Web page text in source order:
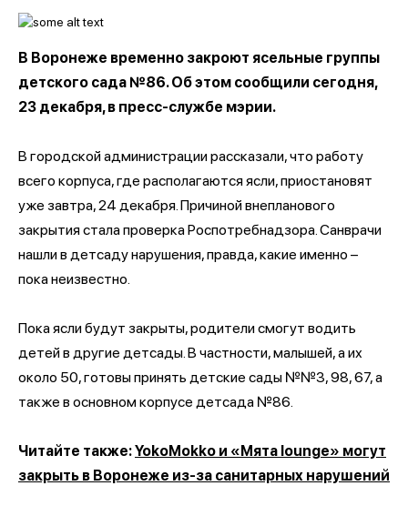
В Воронеже временно закроют ясельные группы
детского сада №86. Об этом сообщили сегодня,
23 декабря, в пресс-службе мэрии.
В городской администрации рассказали, что работу
всего корпуса, где располагаются ясли, приостановят
уже завтра, 24 декабря. Причиной внепланового
закрытия стала проверка Роспотребнадзора. Санврачи
нашли в детсаду нарушения, правда, какие именно –
пока неизвестно.
Пока ясли будут закрыты, родители смогут водить
детей в другие детсады. В частности, малышей, а их
около 50, готовы принять детские сады №№3, 98, 67, а
также в основном корпусе детсада №86.
Читайте также:YokoMokko и «Мята lounge» могут
закрыть в Воронеже из-за санитарных нарушений